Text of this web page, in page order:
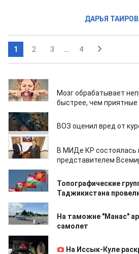
ДАРЬЯ
1 2 3 4
31.05.2022
Мозг обрабатывает
быстрее, чем приятные
31.05.2022
ВОЗ оценил вред от
31.05.2022
В МИДе КР состоялась
представителем
31.05.2022
Топографические
Таджикистана
31.05.2022
На таможне "Манас"
самолет
31.05.2022
На Иссык-Куле